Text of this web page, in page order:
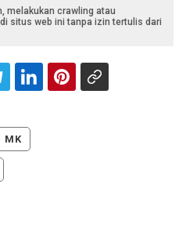
melakukan crawling atau
situs web ini tanpa izin tertulis dari
MK